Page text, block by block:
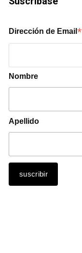
Dirección de Email*
Nombre
Apellido